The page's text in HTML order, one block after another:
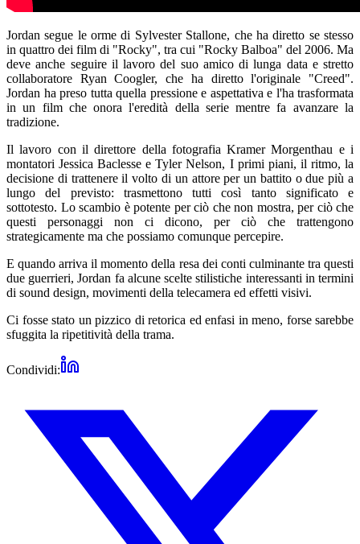
Jordan segue le orme di Sylvester Stallone, che ha diretto se stesso
in quattro dei film di "Rocky", tra cui "Rocky Balboa" del 2006. Ma
deve anche seguire il lavoro del suo amico di lunga data e stretto
collaboratore Ryan Coogler, che ha diretto l'originale "Creed".
Jordan ha preso tutta quella pressione e aspettativa e l'ha trasformata
in un film che onora l'eredità della serie mentre fa avanzare la
tradizione.
Il lavoro con il direttore della fotografia Kramer Morgenthau e i
montatori Jessica Baclesse e Tyler Nelson, I primi piani, il ritmo, la
decisione di trattenere il volto di un attore per un battito o due più a
lungo del previsto: trasmettono tutti così tanto significato e
sottotesto. Lo scambio è potente per ciò che non mostra, per ciò che
questi personaggi non ci dicono, per ciò che trattengono
strategicamente ma che possiamo comunque percepire.
E quando arriva il momento della resa dei conti culminante tra questi
due guerrieri, Jordan fa alcune scelte stilistiche interessanti in termini
di sound design, movimenti della telecamera ed effetti visivi.
Ci fosse stato un pizzico di retorica ed enfasi in meno, forse sarebbe
sfuggita la ripetitività della trama.
Condividi: